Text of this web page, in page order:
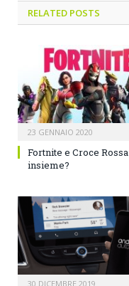
RELATED POSTS
23 GENNAIO 2020
Fortnite e Croce Rossa
insieme?
30 DICEMBRE 2019